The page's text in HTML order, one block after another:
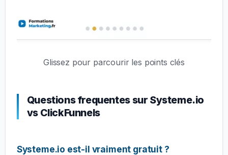
Glissez pour parcourir les points clés
Questions frequentes sur Systeme.io
vs ClickFunnels
Systeme.io est-il vraiment gratuit ?